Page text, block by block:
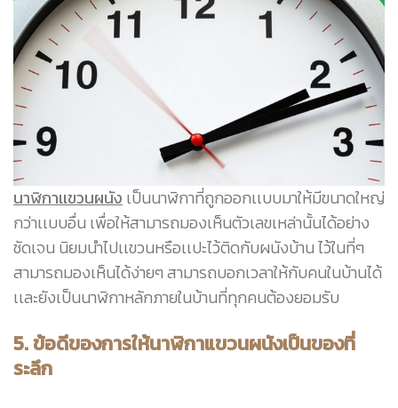
นาฬิกาเเขวนผนัง เป็นนาฬิกาที่ถูกออกเเบบมาให้มีขนาดใหญ่
กว่าเเบบอื่น เพื่อให้สามารถมองเห็นตัวเลขเหล่านั้นได้อย่าง
ชัดเจน นิยมนำไปเเขวนหรือเเปะไว้ติดกับผนังบ้าน ไว้ในที่ๆ
สามารถมองเห็นได้ง่ายๆ สามารถบอกเวลาให้กับคนในบ้านได้
เเละยังเป็นนาฬิกาหลักภายในบ้านที่ทุกคนต้องยอมรับ
5. ข้อดีของการให้นาฬิกาแขวนผนังเป็นของที่
ระลึก